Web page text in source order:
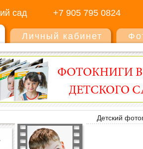
сад +7 905 795 0824
Личный кабинет
Детский